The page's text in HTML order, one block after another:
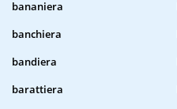
bananiera
banchiera
bandiera
barattiera